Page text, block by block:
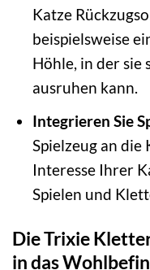
Katze
beispielsweise
Höhle, in der sie
ausruhen kann.
Integrieren Sie
Spielzeug an
Interesse Ihrer
Spielen und
Die Trixie
in das